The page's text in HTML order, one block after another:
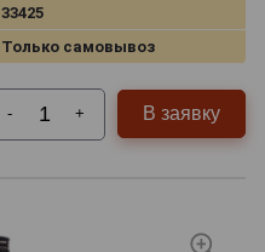
33425
Только самовывоз
- + В заявку